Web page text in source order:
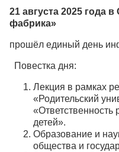
21 августа 2025 года
фабрика»
прошёл единый день
Повестка дня:
Лекция в рамках
«Родительский
«Ответственность
детей».
Образование и
общества и